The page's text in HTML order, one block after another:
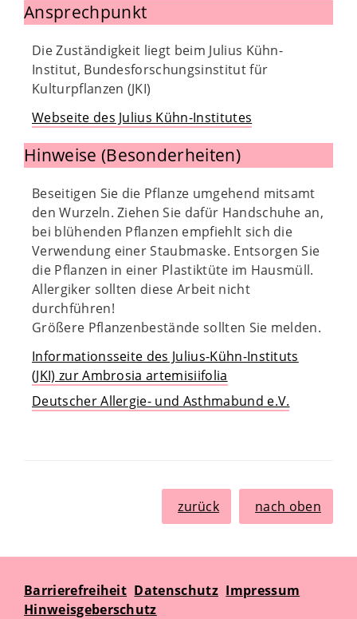
Ansprechpunkt
Die Zuständigkeit liegt beim Julius Kühn-
Institut, Bundesforschungsinstitut für
Kulturpflanzen (JKI)
Webseite des Julius Kühn-Institutes
Hinweise (Besonderheiten)
Beseitigen Sie die Pflanze umgehend mitsamt
den Wurzeln. Ziehen Sie dafür Handschuhe an,
bei blühenden Pflanzen empfiehlt sich die
Verwendung einer Staubmaske. Entsorgen Sie
die Pflanzen in einer Plastiktüte im Hausmüll.
Allergiker sollten diese Arbeit nicht
durchführen!
Größere Pflanzenbestände sollten Sie melden.
Informationsseite des Julius-Kühn-Instituts
(JKI) zur Ambrosia artemisiifolia
Deutscher Allergie- und Asthmabund e.V.
zurück nach oben
Barrierefreiheit Datenschutz Impressum
Hinweisgeberschutz